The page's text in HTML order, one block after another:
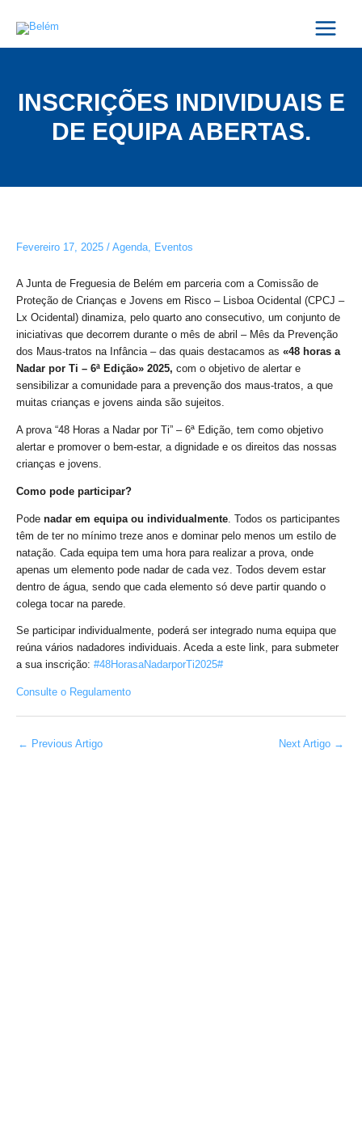
INSCRIÇÕES INDIVIDUAIS E
DE EQUIPA ABERTAS.
Fevereiro 17, 2025 / Agenda Eventos
A Junta de Freguesia de Belém em parceria com a Comissão de
Proteção de Crianças e Jovens em Risco – Lisboa Ocidental (CPCJ –
Lx Ocidental) dinamiza, pelo quarto ano consecutivo, um conjunto de
iniciativas que decorrem durante o mês de abril – Mês da Prevenção
dos Maus-tratos na Infância – das quais destacamos as «48 horas a
Nadar por Ti – 6ª Edição» 2025, com o objetivo de alertar e
sensibilizar a comunidade para a prevenção dos maus-tratos, a que
muitas crianças e jovens ainda são sujeitos.
A prova “48 Horas a Nadar por Ti” – 6ª Edição, tem como objetivo
alertar e promover o bem-estar, a dignidade e os direitos das nossas
crianças e jovens.
Como pode participar?
Pode nadar em equipa ou individualmente . Todos os participantes
têm de ter no mínimo treze anos e dominar pelo menos um estilo de
natação. Cada equipa tem uma hora para realizar a prova, onde
apenas um elemento pode nadar de cada vez. Todos devem estar
dentro de água, sendo que cada elemento só deve partir quando o
colega tocar na parede.
Se participar individualmente, poderá ser integrado numa equipa que
reúna vários nadadores individuais. Aceda a este link, para submeter
a sua inscrição: #48HorasaNadarporTi2025#
Consulte o Regulamento
navigation
← Previous Artigo Next Artigo →